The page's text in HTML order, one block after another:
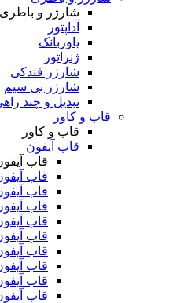
شارژر و باطری
آداپتور
پاوربانک
ژنراتور
شارژر فندکی
شارژر بی سیم
تبدیل و چند
قاب و کاور
قاب و کاور
قاب آیفون
قاب
قاب
قاب آیفون
قاب آیفون ۱۷
قاب آیفون ۱۷
قاب آیفون
قاب آیفون ۱۶
قاب آیفون ۱۶
قاب آیفون
قاب آیفون ۱۵